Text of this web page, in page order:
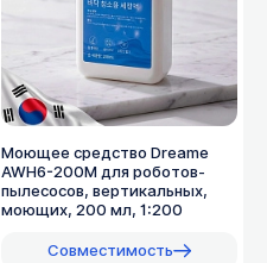
Моющее средство Dreame
AWH6-200M для роботов-
пылесосов, вертикальных,
моющих, 200 мл, 1:200
Совместимость